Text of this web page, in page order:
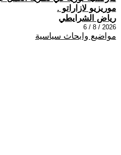
موريزيو لازاراتو .
رياض الشرايطي
2026 / 8 / 6
مواضيع وابحاث سياسية